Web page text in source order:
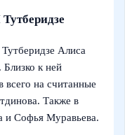
Алиса
Близко к ней
всего на считанные
Также в
и Софья Муравьева.